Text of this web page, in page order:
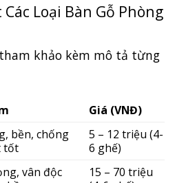
Loại Bàn Gỗ Phòng
khảo kèm mô tả từng
Giá (VNĐ)
bền, chống
tốt
5 – 12 triệu (4-
6 ghế)
vân độc
15 – 70 triệu